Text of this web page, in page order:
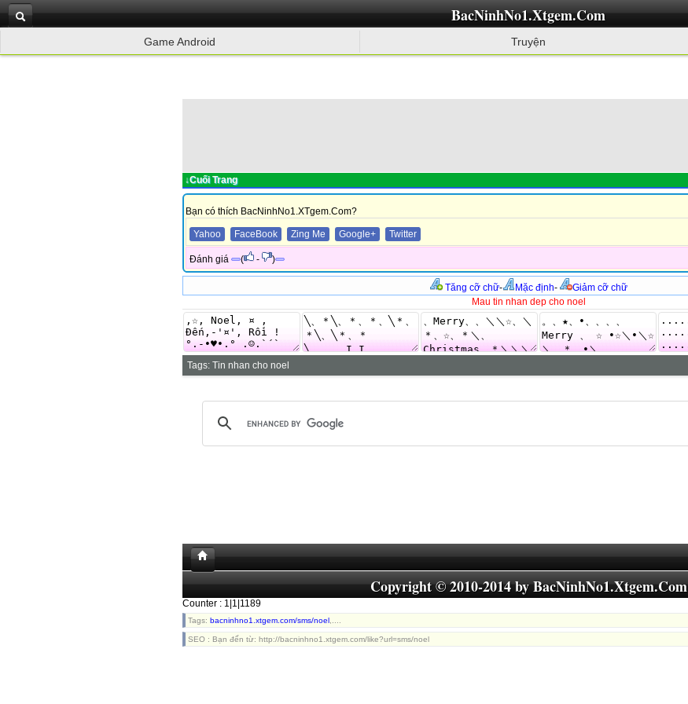
BacNinhNo1.Xtgem.Com
Game Android Truyện
↓Cuối Trang
Bạn có thích BacNinhNo1.XTgem.Com?
Yahoo FaceBook Zing Me Google+ Twitter
Đánh giá ( - )
Tăng cỡ chữ- Mặc định-
Giảm cỡ chữ
Mau tin nhan dep cho noel
Tags: Tin nhan cho noel
Copyright © 2010-2014 byBacNinhNo1.Xtgem.Com
Counter : 1|1|1189
Tags: bacninhno1.xtgem.com/sms/noel
SEO : Bạn đến từ: http://bacninhno1.xtgem.com/like?url=sms/noel